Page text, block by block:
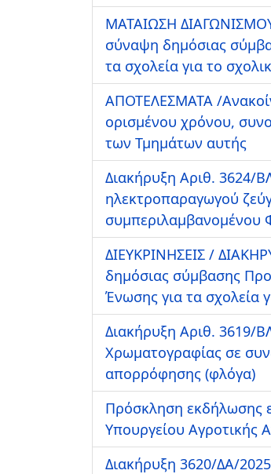
ΜΑΤΑΙΩΣΗ
σύναψη δημόσιας
τα σχολεία για το
ΑΠΟΤΕΛΕΣΜΑΤΑ /
ορισμένου χρόνου,
των Τμημάτων αυτής
Διακήρυξη Αριθ. 3624/
ηλεκτροπαραγωγού
συμπεριλαμβανομένου
ΔΙΕΥΚΡΙΝΗΣΕΙΣ /
δημόσιας σύμβασης
Ένωσης για τα σχολεία
Διακήρυξη Αριθ. 3619/
Χρωματογραφίας σε
απορρόφησης (φλόγα)
Πρόσκληση εκδήλωσης
Υπουργείου Αγροτικής
Διακήρυξη 3620/ΔΑ/